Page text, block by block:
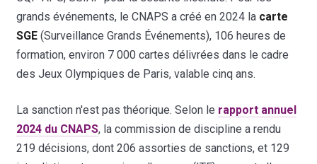
grands événements, le CNAPS a créé en 2024 la carte
SGE (Surveillance Grands Événements), 106 heures de
formation, environ 7 000 cartes délivrées dans le cadre
des Jeux Olympiques de Paris, valable cinq ans.
La sanction n'est pas théorique. Selon le rapport annuel
2024 du CNAPS, la commission de discipline a rendu
219 décisions, dont 206 assorties de sanctions, et 129